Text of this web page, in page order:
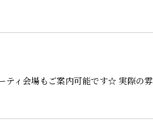
ティ会場もご案内可能です☆ 実際の雰